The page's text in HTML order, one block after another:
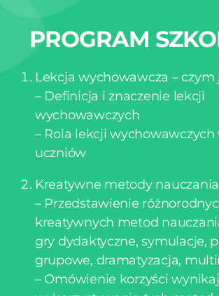
PROGRAM
Lekcja wychowawcza – czym
– Definicja i znaczenie lekcji
wychowawczych
– Rola lekcji wychowawczych
uczniów
Kreatywne metody nauczania
– Przedstawienie
kreatywnych metod
gry dydaktyczne, symulacje,
grupowe, dramatyzacja,
– Omówienie korzyści